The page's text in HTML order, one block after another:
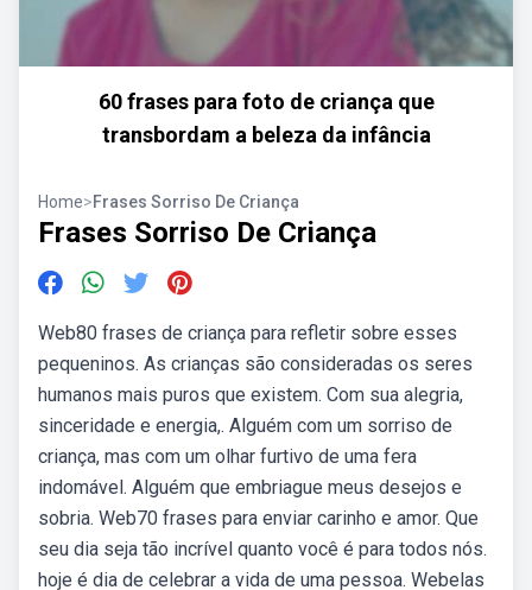
60 frases para foto de criança que
transbordam a beleza da infância
Home>Frases Sorriso De Criança
Frases Sorriso De Criança
Web80 frases de criança para refletir sobre esses
pequeninos. As crianças são consideradas os seres
humanos mais puros que existem. Com sua alegria,
sinceridade e energia,. Alguém com um sorriso de
criança, mas com um olhar furtivo de uma fera
indomável. Alguém que embriague meus desejos e
sobria. Web70 frases para enviar carinho e amor. Que
seu dia seja tão incrível quanto você é para todos nós.
hoje é dia de celebrar a vida de uma pessoa. Webelas